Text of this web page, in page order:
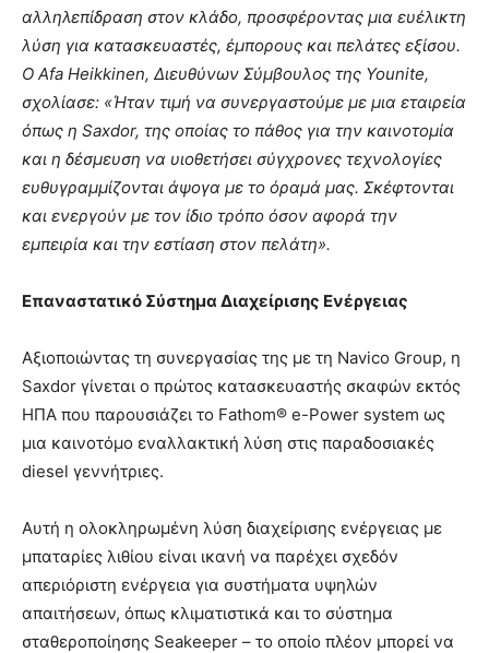
αλληλεπίδραση στον κλάδο, προσφέροντας μια ευέλικτη
λύση για κατασκευαστές, έμπορους και πελάτες εξίσου.
Ο Afa Heikkinen, Διευθύνων Σύμβουλος της Younite,
σχολίασε: «Ήταν τιμή να συνεργαστούμε με μια εταιρεία
όπως η Saxdor, της οποίας το πάθος για την καινοτομία
και η δέσμευση να υιοθετήσει σύγχρονες τεχνολογίες
ευθυγραμμίζονται άψογα με το όραμά μας. Σκέφτονται
και ενεργούν με τον ίδιο τρόπο όσον αφορά την
εμπειρία και την εστίαση στον πελάτη».
Επαναστατικό Σύστημα Διαχείρισης Ενέργειας
Αξιοποιώντας τη συνεργασίας της με τη Navico Group, η
Saxdor γίνεται ο πρώτος κατασκευαστής σκαφών εκτός
ΗΠΑ που παρουσιάζει το Fathom® e-Power system ως
μια καινοτόμο εναλλακτική λύση στις παραδοσιακές
diesel γεννήτριες.
Αυτή η ολοκληρωμένη λύση διαχείρισης ενέργειας με
μπαταρίες λιθίου είναι ικανή να παρέχει σχεδόν
απεριόριστη ενέργεια για συστήματα υψηλών
απαιτήσεων, όπως κλιματιστικά και το σύστημα
σταθεροποίησης Seakeeper – το οποίο πλέον μπορεί να